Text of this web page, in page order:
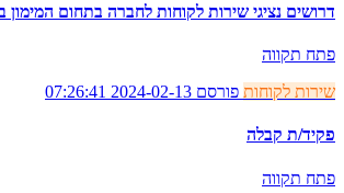
דרושים נציגי שירות לקוחות לחברה בתחום
פתח תקווה
שירות לקוחות פורסם 2024-02-13 07:26:41
פקיד/ת קבלה
פתח תקווה